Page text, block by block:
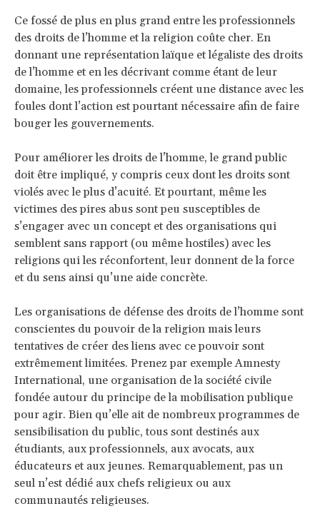
Ce fossé de plus en plus grand entre les professionnels
des droits de l’homme et la religion coûte cher. En
donnant une représentation laïque et légaliste des droits
de l’homme et en les décrivant comme étant de leur
domaine, les professionnels créent une distance avec les
foules dont l’action est pourtant nécessaire afin de faire
bouger les gouvernements.
Pour améliorer les droits de l’homme, le grand public
doit être impliqué, y compris ceux dont les droits sont
violés avec le plus d’acuité. Et pourtant, même les
victimes des pires abus sont peu susceptibles de
s’engager avec un concept et des organisations qui
semblent sans rapport (ou même hostiles) avec les
religions qui les réconfortent, leur donnent de la force
et du sens ainsi qu’une aide concrète.
Les organisations de défense des droits de l’homme sont
conscientes du pouvoir de la religion mais leurs
tentatives de créer des liens avec ce pouvoir sont
extrêmement limitées. Prenez par exemple Amnesty
International, une organisation de la société civile
fondée autour du principe de la mobilisation publique
pour agir. Bien qu’elle ait de nombreux programmes de
sensibilisation du public, tous sont destinés aux
étudiants, aux professionnels, aux avocats, aux
éducateurs et aux jeunes. Remarquablement, pas un
seul n’est dédié aux chefs religieux ou aux
communautés religieuses.